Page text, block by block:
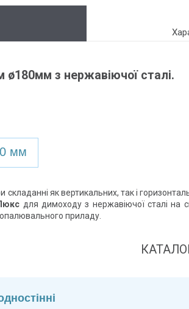
з нержавіючої сталі.
мм
як вертикальних, так і
для димоходу з нержавіючої сталі на
приладу.